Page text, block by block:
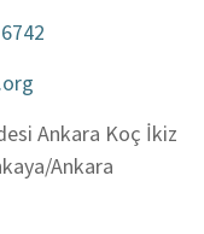
Ankara Koç İkiz
Ankara